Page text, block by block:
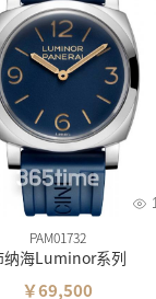
PAM01732
纳海Luminor系列
￥69,500